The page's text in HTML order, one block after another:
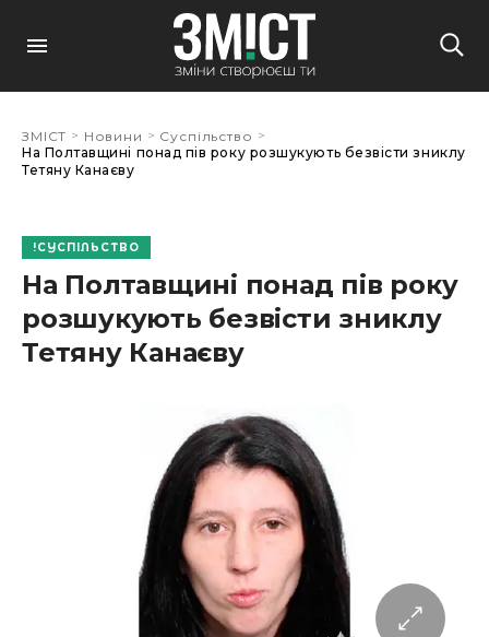
ЗМІСТ > Новини > Суспільство >
На Полтавщині понад пів року розшукують безвісти зниклу
Тетяну Канаєву
СУСПІЛЬСТВО
На Полтавщині понад пів року
розшукують безвісти зниклу
Тетяну Канаєву